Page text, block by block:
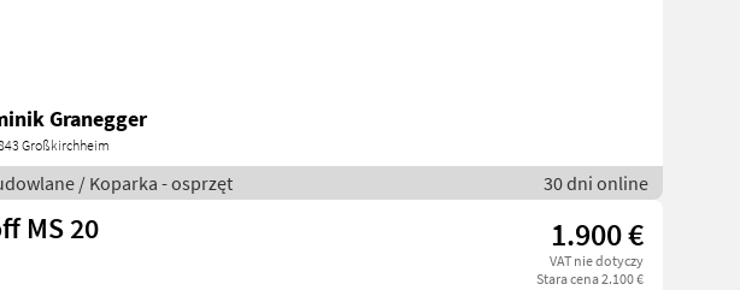
Granegger
Großkirchheim
/ Koparka - osprzęt 30 dni online
MS 20 1.900 €
VAT nie dotyczy
Stara cena 2.100 €